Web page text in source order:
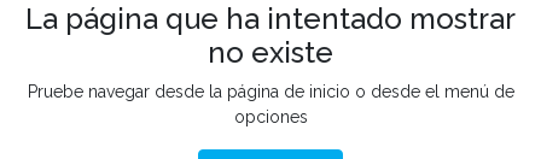
La página que ha intentado mostrar
no existe
Pruebe navegar desde la página de inicio o desde el menú de
opciones